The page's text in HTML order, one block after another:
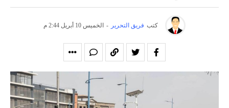
كتب فريق التحرير - الخميس 10 أبريل 2:44 م